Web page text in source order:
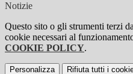
Notizie
Questo sito o gli strumenti terzi
cookie necessari al
COOKIE POLICY.
Personalizza Rifiuta tutti i